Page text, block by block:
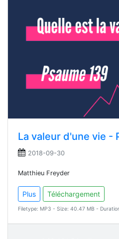
La valeur d'une vie -
2018-09-30
Matthieu Freyder
Plus Téléchargement
Filetype: MP3 - Size: 40.47 MB -